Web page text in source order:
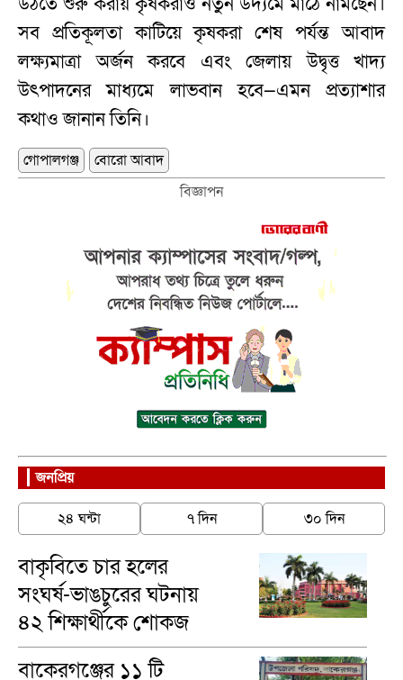
সব প্রতিকূলতা কাটিয়ে কৃষকরা শেষ পর্যন্ত আবাদ
লক্ষ্যমাত্রা অর্জন করবে এবং জেলায় উদ্বৃত্ত খাদ্য
উৎপাদনের মাধ্যমে লাভবান হবে—এমন প্রত্যাশার
কথাও জানান তিনি।
গোপালগঞ্জ
বোরো আবাদ
বিজ্ঞাপন
জনপ্রিয়
২৪ ঘন্টা ৭ দিন ৩০ দিন
বাকৃবিতে চার হলের
সংঘর্ষ-ভাঙচুরের ঘটনায়
৪২ শিক্ষার্থীকে শোকজ
বাকেরগঞ্জের ১১ টি